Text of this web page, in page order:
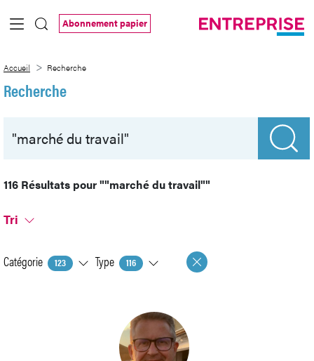
Saut au contenu principal
Abonnement papier
Accueil Recherche
Recherche
116 Résultats pour""marché du travail""
Tri
Catégorie 123 Type 116